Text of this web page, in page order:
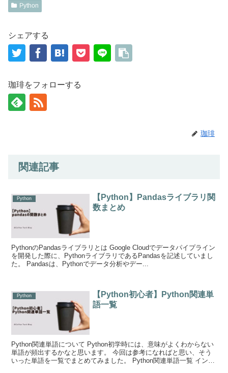
Python
シェアする
珈琲をフォローする
珈琲
関連記事
Python
【Python】Pandasライブラリ関
数まとめ
PythonのPandasライブラリとは Google Cloudでデータパイプライン
を開発した際に、PythonライブラリであるPandasを記述していまし
た。 Pandasは、Pythonでデータ分析やデー...
Python
【Python初心者】Python関連単
語一覧
Python関連単語について Python初学時には、意味がよくわからない
単語が頻出するかなと思います。 今回は参考になればと思い、そう
いった単語を一覧でまとめてみました。 Python関連単語一覧 インタ